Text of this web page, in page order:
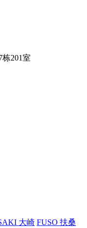
201室
大崎 FUSO 扶桑